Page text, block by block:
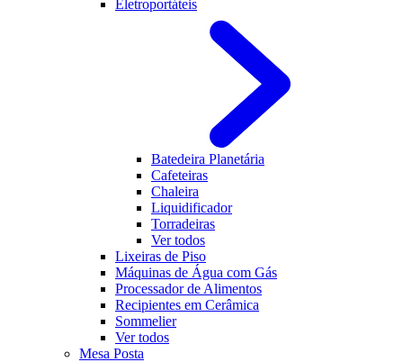
Eletroportáteis
Batedeira Planetária
Cafeteiras
Chaleira
Liquidificador
Torradeiras
Ver todos
Lixeiras de Piso
Máquinas de Água com Gás
Processador de Alimentos
Recipientes em Cerâmica
Sommelier
Ver todos
Mesa Posta